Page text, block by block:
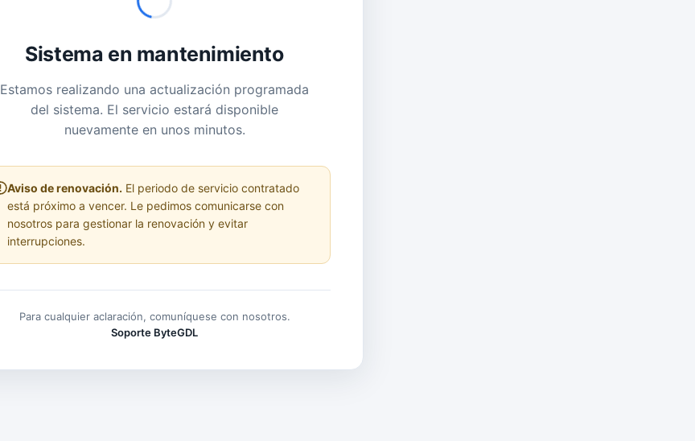
Sistema en mantenimiento
Estamos realizando una actualización programada
del sistema. El servicio estará disponible
nuevamente en unos minutos.
Aviso de renovación. El periodo de servicio contratado
está próximo a vencer. Le pedimos comunicarse con
nosotros para gestionar la renovación y evitar
interrupciones.
Para cualquier aclaración, comuníquese con nosotros.
Soporte ByteGDL